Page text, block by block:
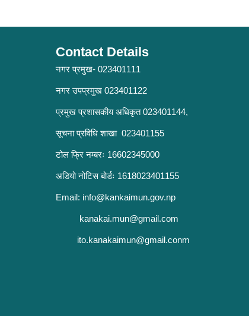
Contact Details
नगर प्रमुख- 023401111
नगर उपप्रमुख 023401122
प्रमुख प्रशासकीय अधिकृत 023401144,
सूचना प्रविधि शाखा 023401155
टोल फ्रि नम्बरः 16602345000
अडियो नोटिस बोर्डः 1618023401155
Email: info@kankaimun.gov.np
kanakai.mun@gmail.com
ito.kanakaimun@gmail.conm